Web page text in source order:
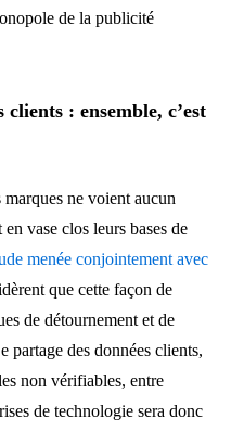
de la publicité
: ensemble, c’est
ne voient aucun
vase clos leurs bases de
menée conjointement avec
que cette façon de
de détournement et de
partage des données clients,
non vérifiables, entre
de technologie sera donc